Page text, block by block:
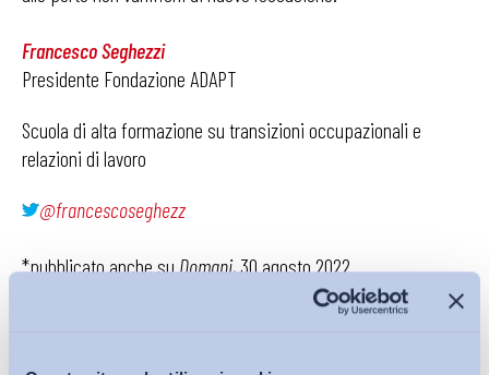
Francesco Seghezzi
Presidente Fondazione ADAPT
Scuola di alta formazione su transizioni occupazionali e
relazioni di lavoro
@francescoseghezz
*pubblicato anche suDomani, 30 agosto 2022